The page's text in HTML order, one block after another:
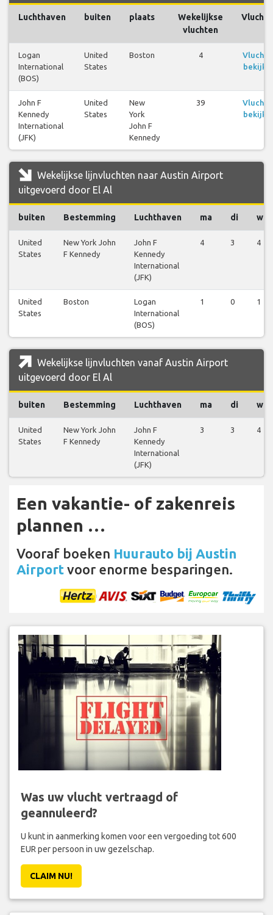
Luchthaven buiten plaats
Wekelijkse
vluchten
Logan
International
(BOS)
United
States
Boston 4
John F
Kennedy
International
(JFK)
United
States
New
York
John F
Kennedy
39
Wekelijkse lijnvluchten naar Austin Airport
uitgevoerd door El Al
buiten Bestemming Luchthaven ma di wo
United
States
New York John
F Kennedy
John F
Kennedy
International
(JFK)
4 3 4
United
States
Boston
Logan
International
(BOS)
1 0 1
Wekelijkse lijnvluchten vanaf Austin Airport
uitgevoerd door El Al
buiten Bestemming Luchthaven ma di wo
United
States
New York John
F Kennedy
John F
Kennedy
International
(JFK)
3 3 4
Een vakantie- of zakenreis
plannen …
Vooraf boeken Huurauto bij Austin
Airport voor enorme besparingen.
Was uw vlucht vertraagd of
geannuleerd?
U kunt in aanmerking komen voor een vergoeding tot 600
EUR per persoon in uw gezelschap.
CLAIM NU!